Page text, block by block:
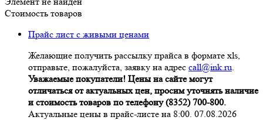
Стоимость товаров
Прайс лист с живыми ценами
Желающие получить рассылку прайса в формате xls,
отправьте, пожалуйста, заявку на адрес call@ink.ru.
Уважаемые покупатели! Цены на сайте могут
отличаться от актуальных цен, просим уточнять наличие
и стоимость товаров по телефону (8352) 700-800.
Актуальные цены в прайс-листе на 8:00. 07.08.2026